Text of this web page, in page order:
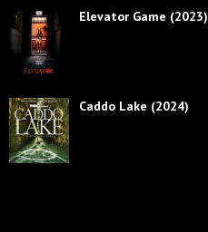
Elevator Game (2023)
Caddo Lake (2024)